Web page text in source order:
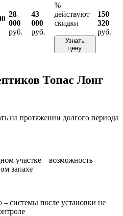
28
000
руб.
43
000
руб.
%
действуют
скидки
Узнать
цену
150
320
руб.
Топас Лонг
на протяжении долгого периода
участке – возможность
запахе
– системы после установки не